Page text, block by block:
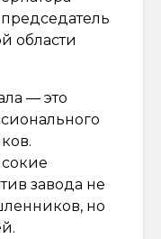
области
— это
завода не
но